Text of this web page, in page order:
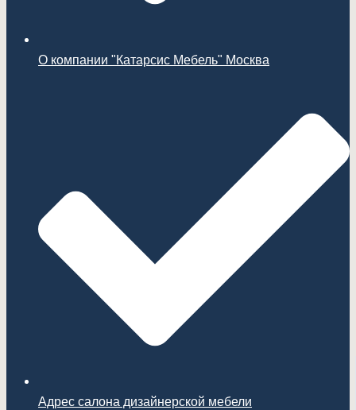
О компании "Катарсис Мебель" Москва
Адрес салона дизайнерской мебели